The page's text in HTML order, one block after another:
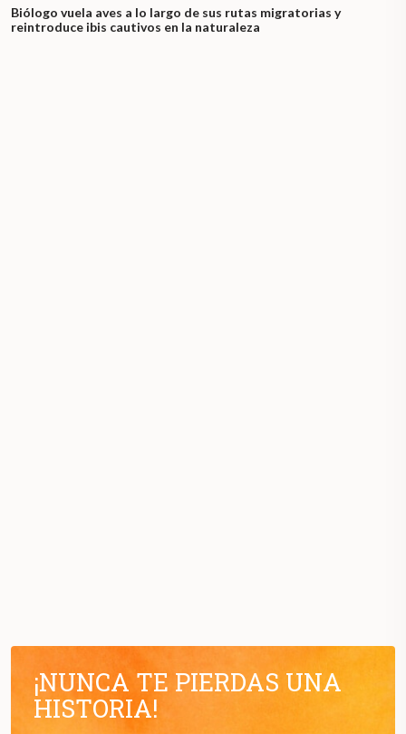
Biólogo vuela aves a lo largo de sus rutas migratorias y
reintroduce ibis cautivos en la naturaleza
¡NUNCA TE PIERDAS UNA
HISTORIA!